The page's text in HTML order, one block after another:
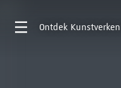
Ontdek